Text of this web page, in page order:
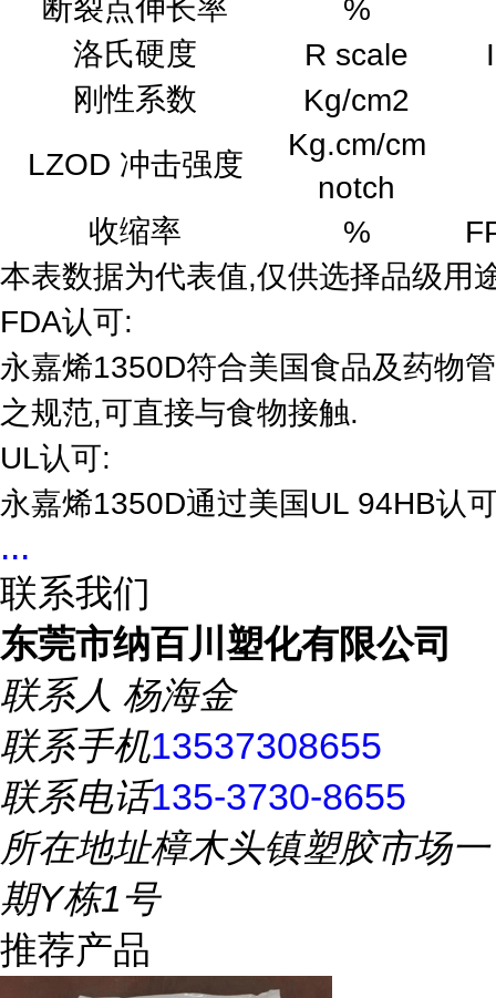
断裂点伸长率 %
洛氏硬度
R scale
刚性系数
Kg/cm2
LZOD 冲击强度
Kg.cm/cm
notch
收缩率
%
本表数据为代表值,仅供选择品级用
FDA认可:
永嘉烯1350D符合美国食品及药物
之规范,可直接与食物接触.
UL认可:
永嘉烯1350D通过美国UL 94HB认
...
联系我们
东莞市纳百川塑化有限公司
联系人 杨海金
联系手机13537308655
联系电话135-3730-8655
所在地址樟木头镇塑胶市场一
期Y栋1号
推荐产品